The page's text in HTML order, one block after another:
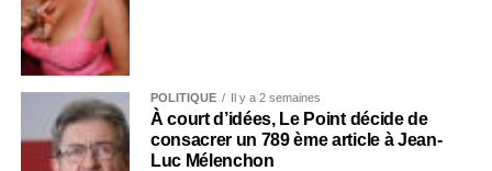
POLITIQUE Il y a 2 semaines
À court d’idées, Le Point décide de
consacrer un 789 ème article à Jean-
Luc Mélenchon